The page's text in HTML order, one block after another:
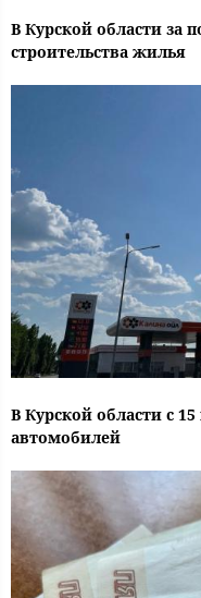
В Курской области за
строительства жилья
В Курской области с
автомобилей